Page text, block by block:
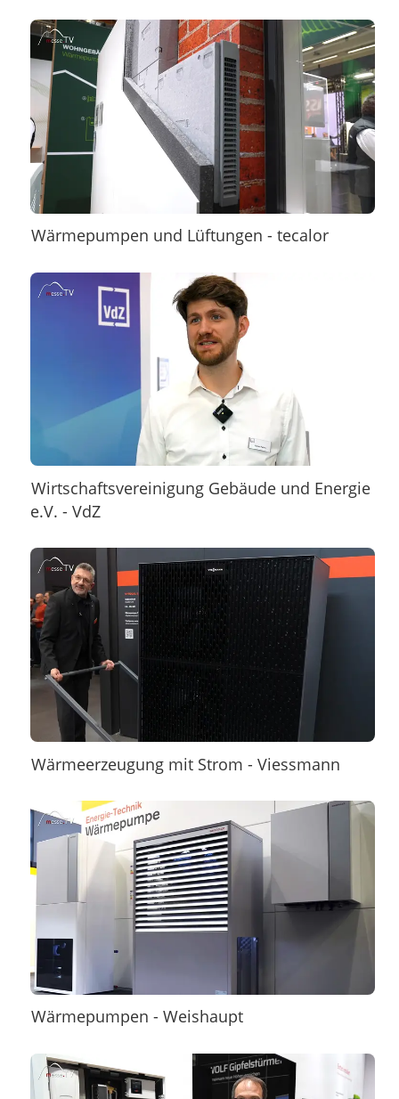
Wärmepumpen und Lüftungen - tecalor
Wirtschaftsvereinigung Gebäude und Energie
e.V. - VdZ
Wärmeerzeugung mit Strom - Viessmann
Wärmepumpen - Weishaupt